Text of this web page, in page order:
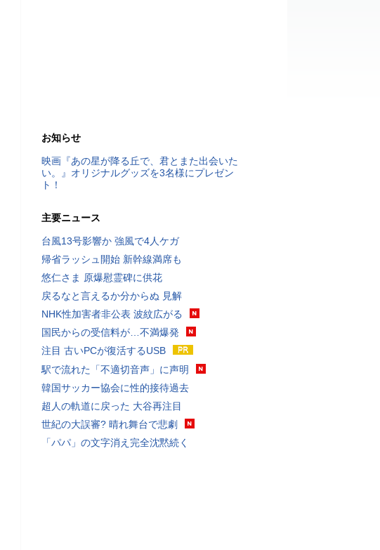
お知らせ
映画『あの星が降る丘で、君とまた出会いた
い。』オリジナルグッズを3名様にプレゼン
ト！
主要ニュース
台風13号影響か 強風で4人ケガ
帰省ラッシュ開始 新幹線満席も
悠仁さま 原爆慰霊碑に供花
戻るなと言えるか分からぬ 見解
NHK性加害者非公表 波紋広がる
国民からの受信料が…不満爆発
注目 古いPCが復活するUSB
駅で流れた「不適切音声」に声明
韓国サッカー協会に性的接待過去
超人の軌道に戻った 大谷再注目
世紀の大誤審? 晴れ舞台で悲劇
「パパ」の文字消え完全沈黙続く